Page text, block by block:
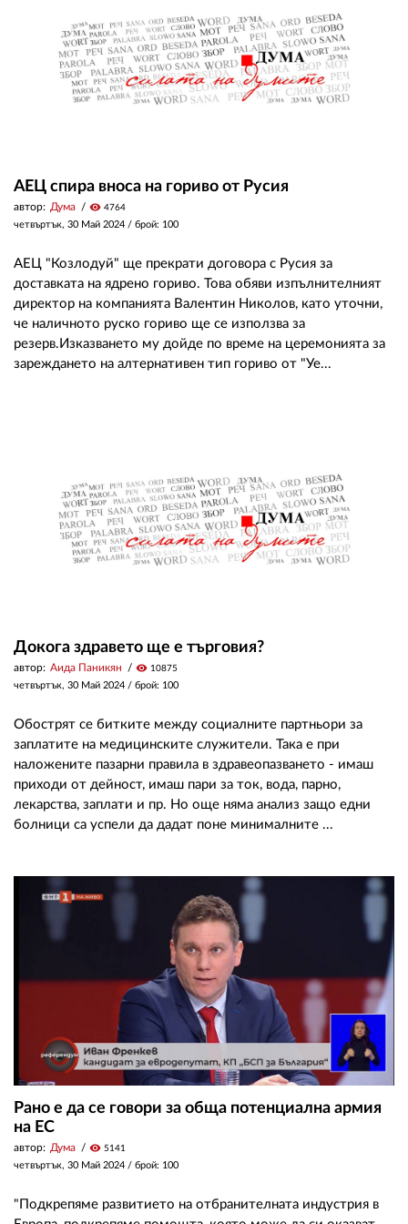
АЕЦ спира вноса на гориво от Русия
автор: Дума visibility 4764
четвъртък, 30 Май 2024 / брой: 100
АЕЦ "Козлодуй" ще прекрати договора с Русия за
доставката на ядрено гориво. Това обяви изпълнителният
директор на компанията Валентин Николов, като уточни,
че наличното руско гориво ще се използва за
резерв.Изказването му дойде по време на церемонията за
зареждането на алтернативен тип гориво от "Уе...
Докога здравето ще е търговия?
автор: Аида Паникян visibility 10875
четвъртък, 30 Май 2024 / брой: 100
Обострят се битките между социалните партньори за
заплатите на медицинските служители. Така е при
наложените пазарни правила в здравеопазването - имаш
приходи от дейност, имаш пари за ток, вода, парно,
лекарства, заплати и пр. Но още няма анализ защо едни
болници са успели да дадат поне минималните ...
Рано е да се говори за обща потенциална армия
на ЕС
автор: Дума visibility 5141
четвъртък, 30 Май 2024 / брой: 100
"Подкрепяме развитието на отбранителната индустрия в